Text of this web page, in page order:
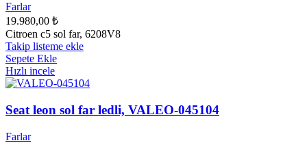
Farlar
19.980,00 ₺
Citroen c5 sol far, 6208V8
Takip listeme ekle
Sepete Ekle
Hızlı incele
Seat leon sol far ledli, VALEO-045104
Farlar